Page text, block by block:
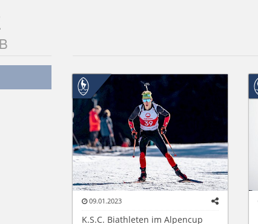
09.01.2023
K.S.C. Biathleten im Alpencup